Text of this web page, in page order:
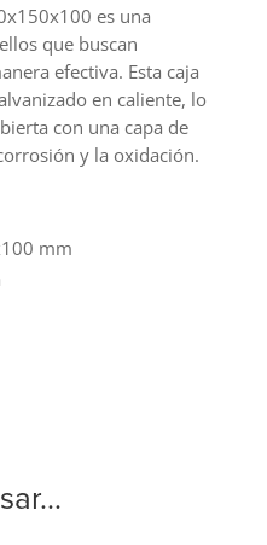
es una
que buscan
efectiva. Esta caja
en caliente, lo
con una capa de
y la oxidación.
mm